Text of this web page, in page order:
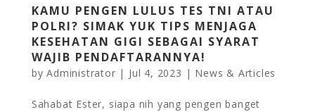
KAMU PENGEN LULUS TES TNI ATAU
POLRI? SIMAK YUK TIPS MENJAGA
KESEHATAN GIGI SEBAGAI SYARAT
WAJIB PENDAFTARANNYA!
byAdministrator | Jul 4, 2023 | News & Articles
Sahabat Ester, siapa nih yang pengen banget